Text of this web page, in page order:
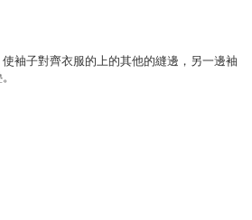
袖子對齊衣服的上的其他的縫邊，另一邊袖